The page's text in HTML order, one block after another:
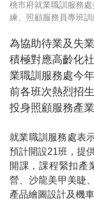
桃市府就業職訓服務
練、照顧服務員專班訓
為協助待業及失
積極對應高齡化
業職訓服務處今
前各班次熱烈招
投身照顧服務產
就業職訓服務處表
預計開設21班，提
開課，課程緊扣產
營、沙龍美甲美睫
產品繪圖設計及機